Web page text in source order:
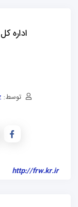
اداره
توسط:
http://frw.kr.ir